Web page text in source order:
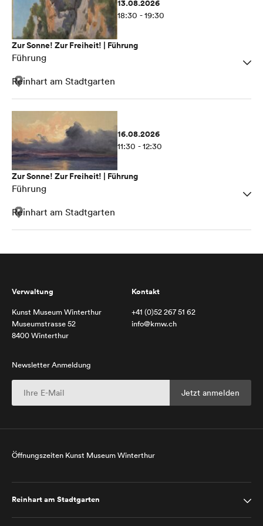
13.08.2026
18:30 - 19:30
Zur Sonne! Zur Freiheit! | Führung
Führung
Reinhart am Stadtgarten
16.08.2026
11:30 - 12:30
Zur Sonne! Zur Freiheit! | Führung
Führung
Reinhart am Stadtgarten
Verwaltung
Kunst Museum Winterthur
Museumstrasse 52
8400 Winterthur
Kontakt
+41 (0)52 267 51 62
info@kmw.ch
Newsletter Anmeldung
Öffnungszeiten Kunst Museum Winterthur
Reinhart am Stadtgarten